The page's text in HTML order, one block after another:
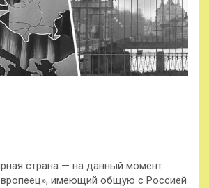
страна — на данный момент
имеющий общую с Россией